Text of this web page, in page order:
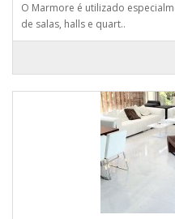
O Marmore é utilizado
de salas, halls e quart..